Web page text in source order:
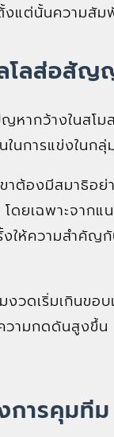
แต่นั้นความสัม
โลส่อสัญ
หากว้างในสโ
นการแข่งในกลุ่
าต้องมีสมาธิ
ดยเฉพาะจา
ห้ความสำคัญ
งวดเริ่มเกิน
ามกดดันสูงขึ้
การคุมทีม